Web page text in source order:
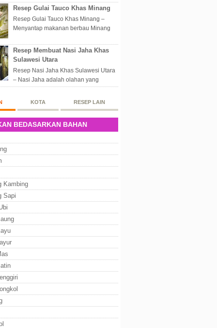
makanan spesial di Indonesia.
Walaupun sederhana, mengingat
proses pembuatanny...
Resep Gulai Tauco Khas Minang
Resep Gulai Tauco Khas Minang –
Menyantap makanan berbau Minang
ketempatnya. Sekarang dengan
banyaknya...
Resep Membuat Nasi Jaha Khas
Sulawesi Utara
Resep Nasi Jaha Khas Sulawesi Utara
– Nasi Jaha adalah olahan yang
merupakan perpaduan antara beras
KOTA RESEP LAIN
BEDASARKAN BAHAN
Kambing
Sapi